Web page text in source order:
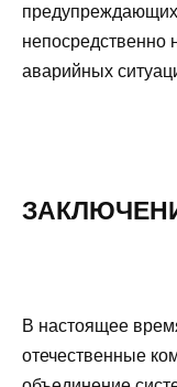
непосредственно
аварийных
В настоящее
отечественные